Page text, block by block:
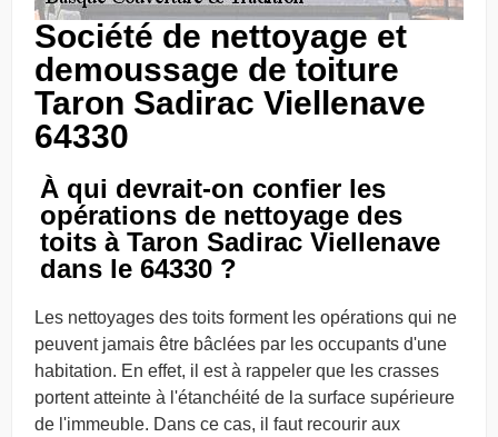
Société de nettoyage et
demoussage de toiture
Taron Sadirac Viellenave
64330
À qui devrait-on confier les
opérations de nettoyage des
toits à Taron Sadirac Viellenave
dans le 64330 ?
Les nettoyages des toits forment les opérations qui ne
peuvent jamais être bâclées par les occupants d'une
habitation. En effet, il est à rappeler que les crasses
portent atteinte à l'étanchéité de la surface supérieure
de l'immeuble. Dans ce cas, il faut recourir aux